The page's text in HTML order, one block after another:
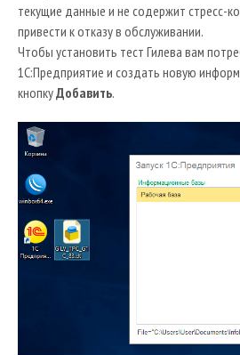
текущие данные и не содержит стресс-
привести к отказу в обслуживании.
Чтобы установить тест Гилева вам
1С:Предприятие и создать новую
кнопкуДобавить.